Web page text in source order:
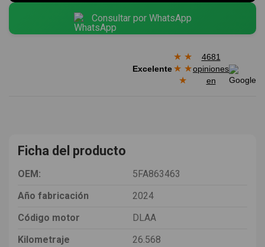
Consultar por WhatsApp
Excelente
★ ★
★ ★
★
4681
opiniones
en
Ficha del producto
OEM:
5FA863463
Año fabricación
2024
Código motor
DLAA
Kilometraje
26.568